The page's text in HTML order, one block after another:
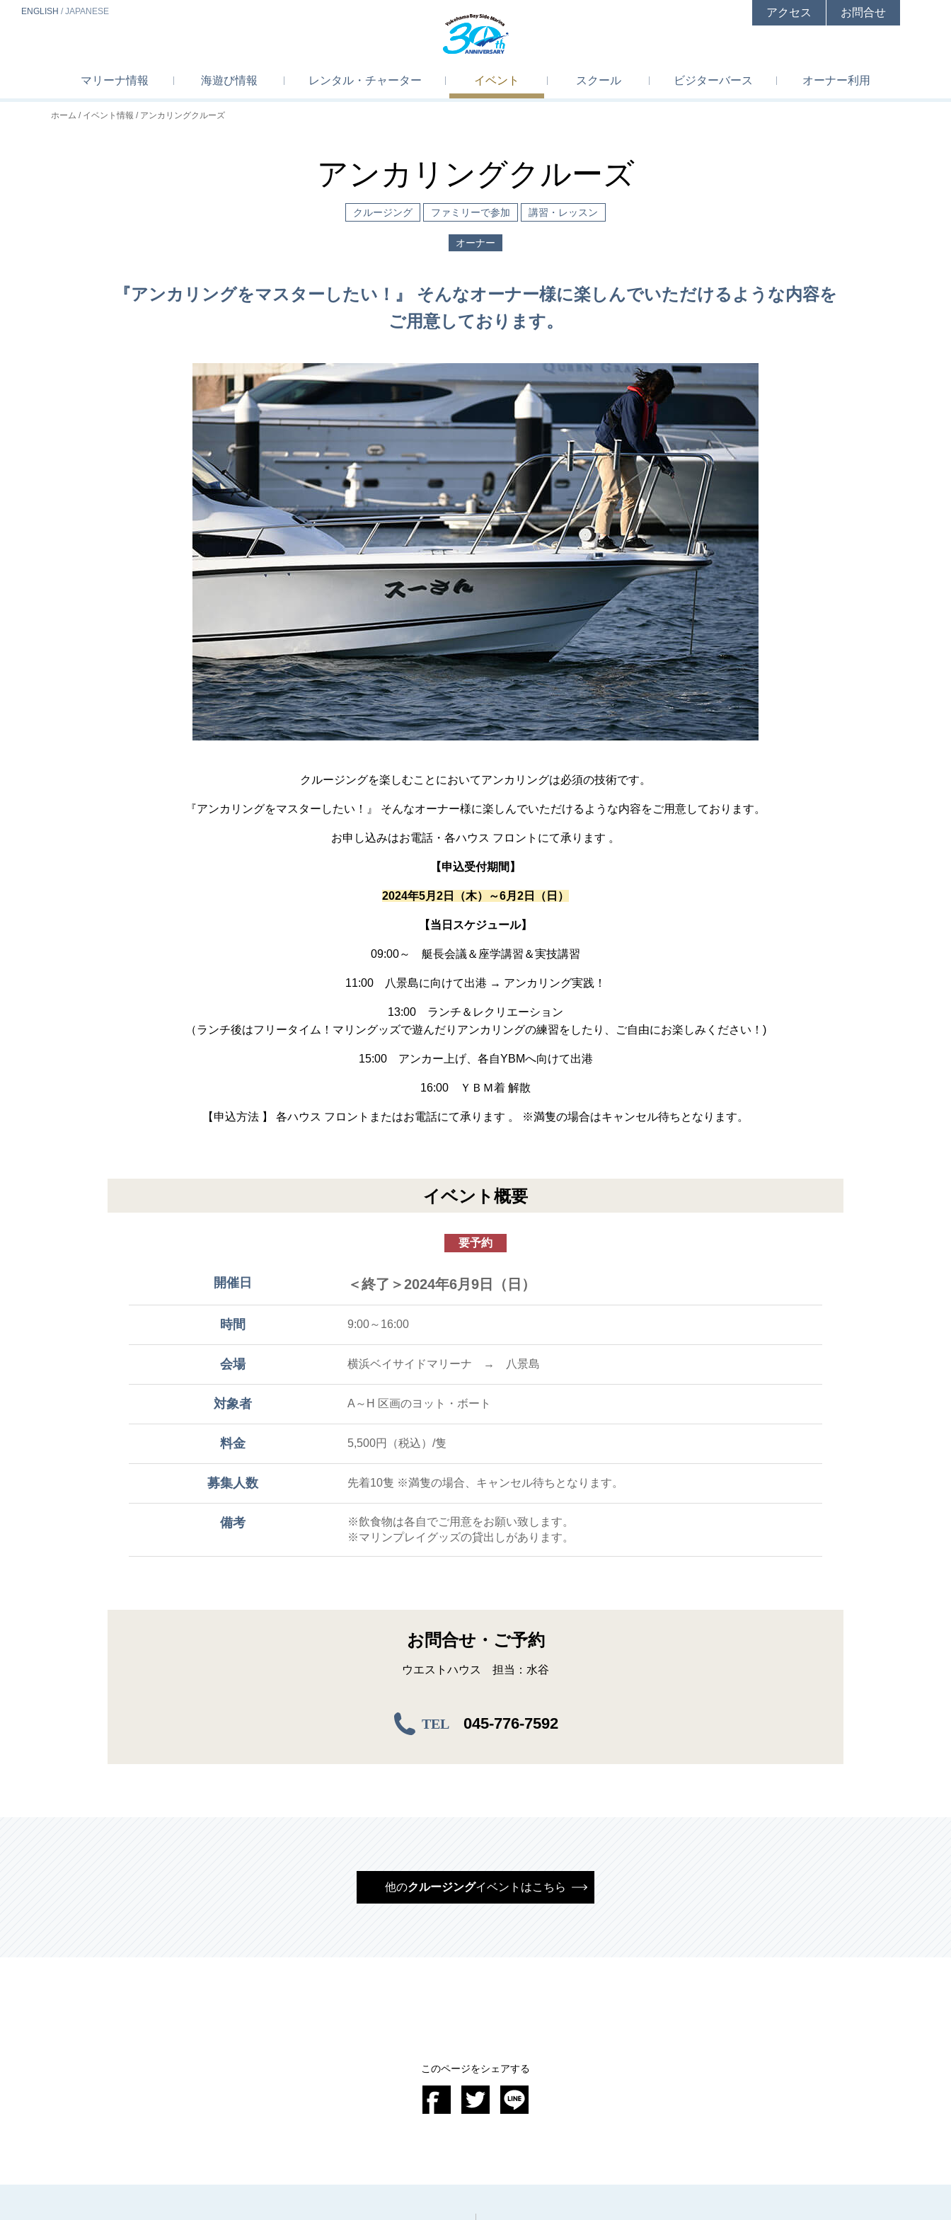
マリーナ情報 海遊び情報 レンタル ・ チャーター イベント スクール ビジターバース オーナー利用
アクセス お問合せ
ENGLISH /JAPANESE
ホーム イベント情報 アンカリングクルーズ
アンカリングクルーズ
クルージング ファミリーで参加 講習・レッスン
オーナー
『アンカリングをマスターしたい！』 そんなオーナー様に楽しんでいただけるような内容を
ご用意しております。
クルージングを楽しむことにおいてアンカリングは必須の技術です。
『アンカリングをマスターしたい！』 そんなオーナー様に楽しんでいただけるような内容をご用意しております。
お申し込みはお電話・各ハウス フロントにて承ります 。
【申込受付期間】
2024年5月2日（木）～6月2日（日）
【当日スケジュール】
09:00～ 艇長会議＆座学講習＆実技講習
11:00 八景島に向けて出港 → アンカリング実践！
13:00 ランチ＆レクリエーション
（ランチ後はフリータイム！マリングッズで遊んだりアンカリングの練習をしたり、ご自由にお楽しみください！)
15:00 アンカー上げ、各自YBMへ向けて出港
16:00 ＹＢＭ着 解散
【申込方法 】 各ハウス フロントまたはお電話にて承ります 。 ※満隻の場合はキャンセル待ちとなります。
イベント概要
要予約
開催日 ＜終了＞2024年6月9日（日）
時間 9:00～16:00
会場 横浜ベイサイドマリーナ → 八景島
対象者 A～H 区画のヨット・ボート
料金 5,500円（税込）/隻
募集人数 先着10隻 ※満隻の場合、キャンセル待ちとなります。
備考
※飲食物は各自でご用意をお願い致します。
※マリンプレイグッズの貸出しがあります。
お問合せ・ご予約
ウエストハウス 担当：水谷
TEL 045-776-7592
他のクルージングイベントはこちら
このページをシェアする